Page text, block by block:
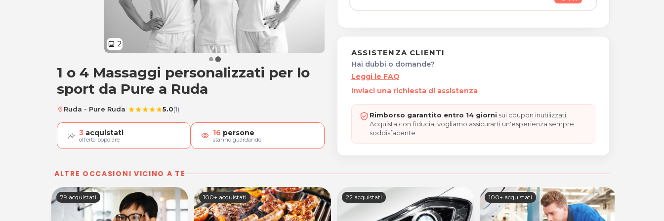
image 2
Massaggio Sportivo
1 o 4 Massaggi personalizzati per lo
sport da Pure a Ruda
location_on Ruda - Pure Ruda starstarstarstarstar5.0(1)
3 acquistati
offerta popolare visibility 16 persone
stanno guardando
ASSISTENZA CLIENTI
Hai dubbi o domande?
Leggi le FAQ
Inviaci una richiesta di assistenza
Rimborso garantito entro 14 giorni sui coupon inutilizzati.
Acquista con fiducia, vogliamo assicurarti un'esperienza sempre
soddisfacente.
ALTRE OCCASIONI VICINO A TE
79 acquistati 100+ acquistati 22 acquistati 100+ acquistati